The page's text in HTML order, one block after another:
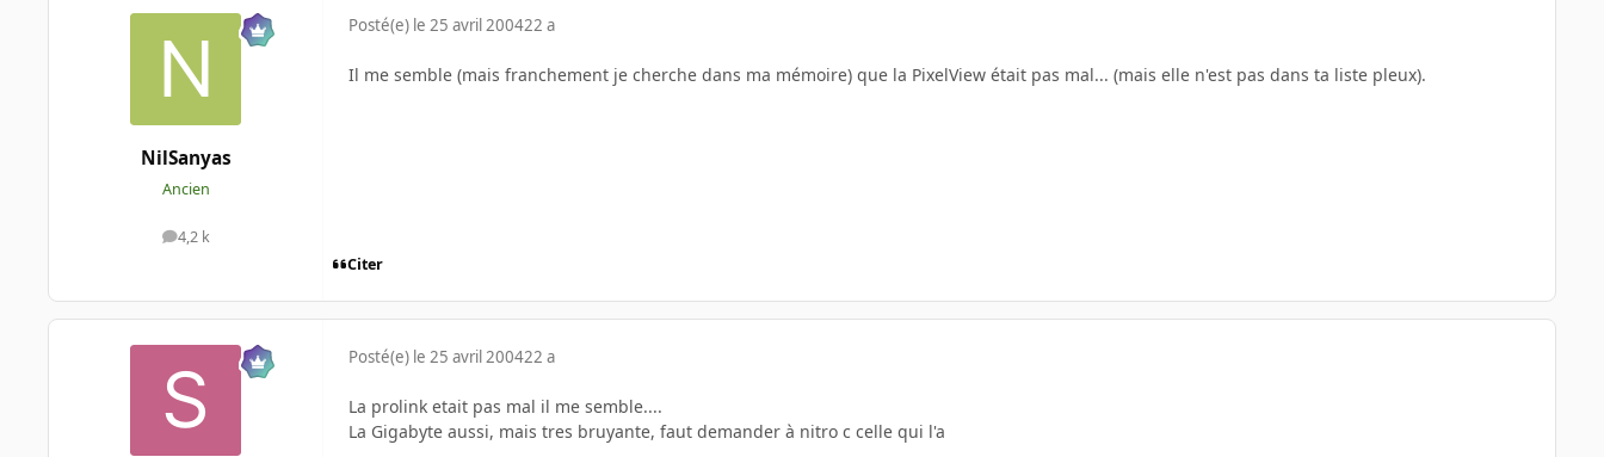
NilSanyas
Ancien
4,2 k
messages
Posté(e) le 25 avril 200422 a
Il me semble (mais franchement je cherche dans ma mémoire) que la PixelView était pas mal... (mais elle n'est pas dans ta liste pleux).
Citer
Posté(e) le 25 avril 200422 a
La prolink etait pas mal il me semble....
La Gigabyte aussi, mais tres bruyante, faut demander à nitro c celle qui l'a